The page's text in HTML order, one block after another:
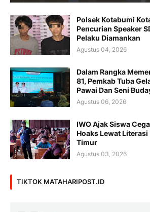
Polsek Kotabumi
Pencurian Speaker
Pelaku Diamankan
Agustus 04, 2026
Dalam Rangka
81, Pemkab Tuba
Pawai Dan Seni
Agustus 06, 2026
IWO Ajak Siswa
Hoaks Lewat
Timur
Agustus 03, 2026
TIKTOK MATAHARIPOST.ID